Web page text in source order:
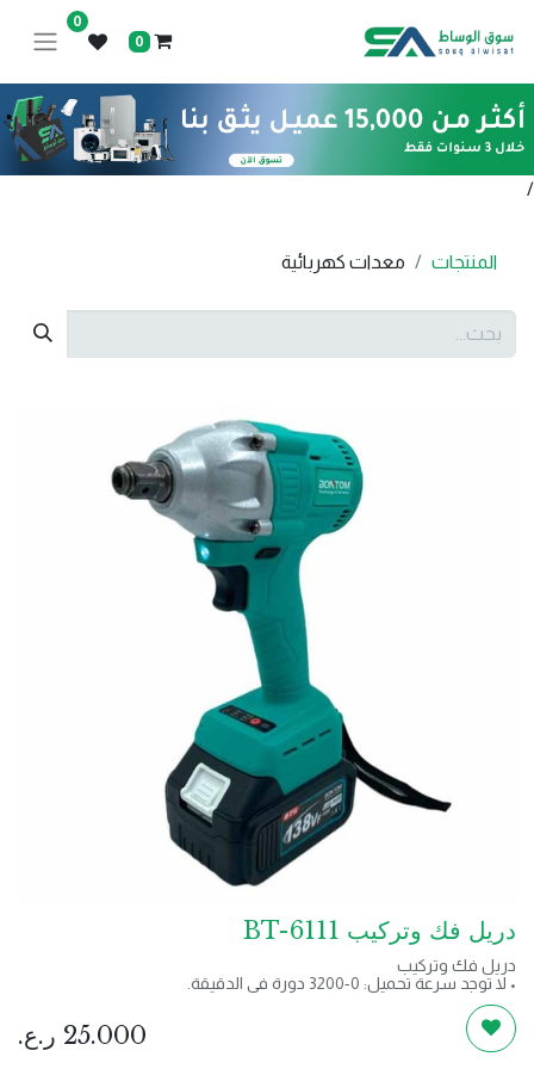
0
0
/
المنتجات معدات كهربائية
دريل فك وتركيب BT-6111
دريل فك وتركيب
• لا توجد سرعة تحميل: 0-3200 دورة في الدقيقة.
• محرك مربع: 1/2 ".
• التأثيرات في الدقيقة: 0-40001PM.
• عزم الدوران: 300 نيوتن متر.
25.000 ر.ع.